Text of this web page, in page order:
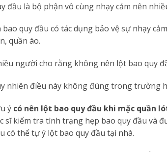
đầu là bộ phận vô cùng nhạy cảm nên
bao quy đầu có tác dụng bảo vệ sự nhạy
quần áo.
người cho rằng không nên lột bao quy
nhiên điều này không đúng trong trường
ý có nên lột bao quy đầu khi mặc quần
sĩ kiểm tra tình trạng hẹp bao quy đầu và
có thể tự ý lột bao quy đầu tại nhà.